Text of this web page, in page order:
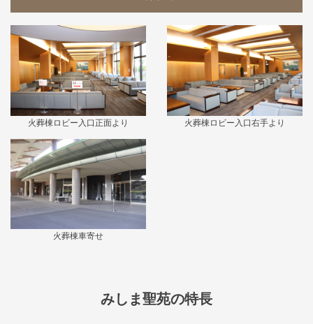
火葬棟ロビー入口正面より 火葬棟ロビー入口右手より
火葬棟車寄せ
みしま聖苑の特長